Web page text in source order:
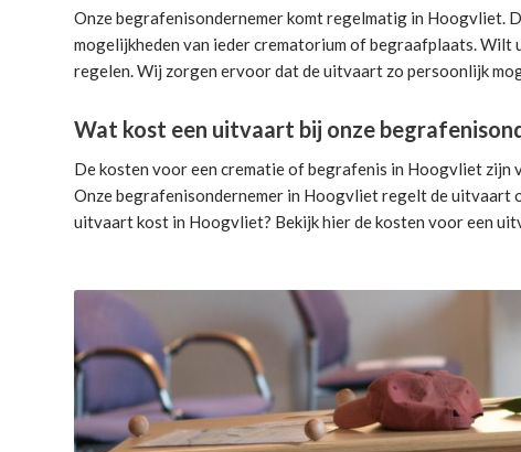
Onze begrafenisondernemer komt regelmatig in
mogelijkheden van ieder crematorium of begraafplaats. Wilt
regelen. Wij zorgen ervoor dat de uitvaart zo persoonlijk
Wat kost een uitvaart bij onze
De kosten voor een crematie of begrafenis in Hoogvliet
Onze begrafenisondernemer in Hoogvlietregelt de uitvaart
uitvaart kost in Hoogvliet? Bekijk hier dekosten voor een